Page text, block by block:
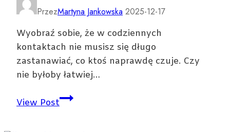
PrzezMartyna Jankowska 2025-12-17
Wyobraź sobie, że w codziennych
kontaktach nie musisz się długo
zastanawiać, co ktoś naprawdę czuje. Czy
nie byłoby łatwiej…
View PostJak